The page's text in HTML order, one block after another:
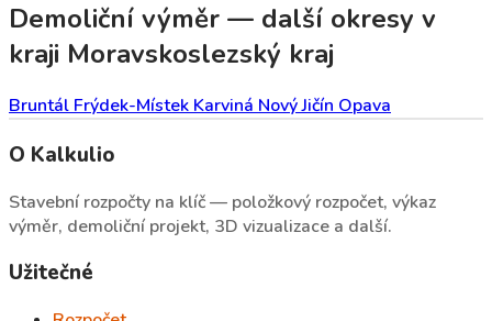
Demoliční výměr — další okresy v
kraji Moravskoslezský kraj
Bruntál Frýdek-Místek Karviná Nový Jičín Opava
O Kalkulio
Stavební rozpočty na klíč — položkový rozpočet, výkaz
výměr, demoliční projekt, 3D vizualizace a další.
Užitečné